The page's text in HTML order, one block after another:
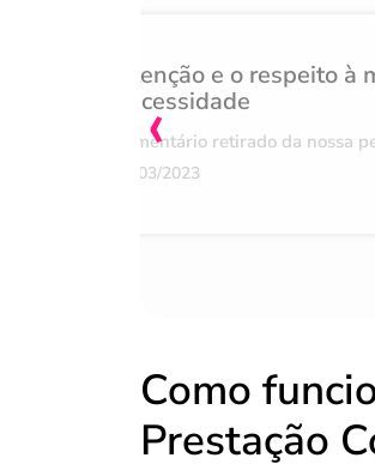
Atenção e o respeito à
necessidade
Comentário retirado da nossa
07/03/2023
‹
Como
Prestação